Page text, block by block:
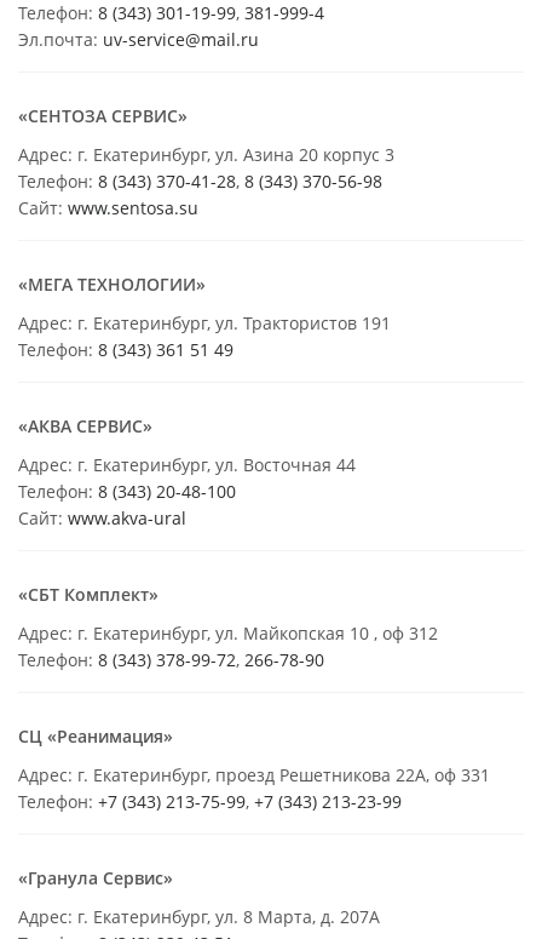
Телефон: 8 (343) 301-19-99, 381-999-4
Эл.почта: uv-service@mail.ru
«СЕНТОЗА СЕРВИС»
Адрес: г. Екатеринбург, ул. Азина 20 корпус 3
Телефон: 8 (343) 370-41-28, 8 (343) 370-56-98
Сайт: www.sentosa.su
«МЕГА ТЕХНОЛОГИИ»
Адрес: г. Екатеринбург, ул. Трактористов 191
Телефон: 8 (343) 361 51 49
«АКВА СЕРВИС»
Адрес: г. Екатеринбург, ул. Восточная 44
Телефон: 8 (343) 20-48-100
Сайт: www.akva-ural
«СБТ Комплект»
Адрес: г. Екатеринбург, ул. Майкопская 10 , оф 312
Телефон: 8 (343) 378-99-72, 266-78-90
СЦ «Реанимация»
Адрес: г. Екатеринбург, проезд Решетникова 22А, оф 331
Телефон: +7 (343) 213-75-99, +7 (343) 213-23-99
«Гранула Сервис»
Адрес: г. Екатеринбург, ул. 8 Марта, д. 207А